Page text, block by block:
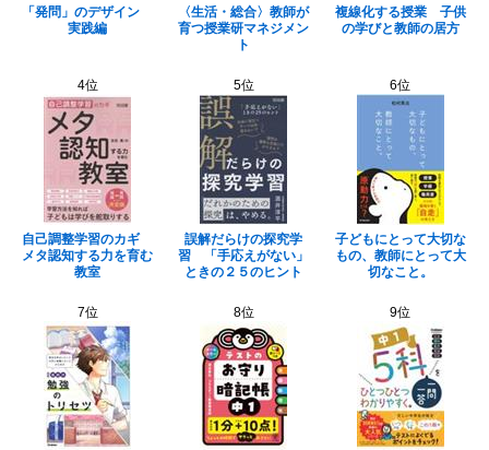
「発問」のデザイン
実践編
〈生活・総合〉教師が
育つ授業研マネジメン
ト
複線化する授業 子供
の学びと教師の居方
4位
自己調整学習のカギ
メタ認知する力を育む
教室
5位
誤解だらけの探究学
習 「手応えがない」
ときの２５のヒント
6位
子どもにとって大切な
もの、教師にとって大
切なこと。
7位 8位 9位